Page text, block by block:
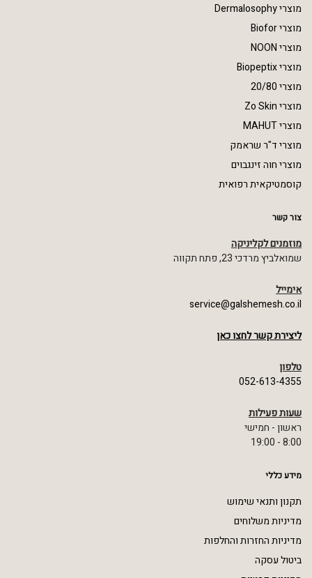
מוצרי Dermalosophy
מוצרי Biofor
מוצרי NOON
מוצרי Biopeptix
מוצרי 20/80
מוצרי Zo Skin
מוצרי MAHUT
מוצרי ד"ר שראמק
מוצרי חוה זינגבוים
קוסמטיקאית רפואית
צור קשר
מוזמנים לקליניקה
שמואלביץ מרדכי 23, פתח תקווה
אימייל
service@galshemesh.co.il
ליצירת קשר לחצו כאן
טלפון
052-613-4355
שעות פעילות
ראשון - חמישי
8:00 - 19:00
מידע כללי
תקנון ותנאי שימוש
מדיניות משלוחים
מדיניות החזרות והחלפות
ביטול עסקה